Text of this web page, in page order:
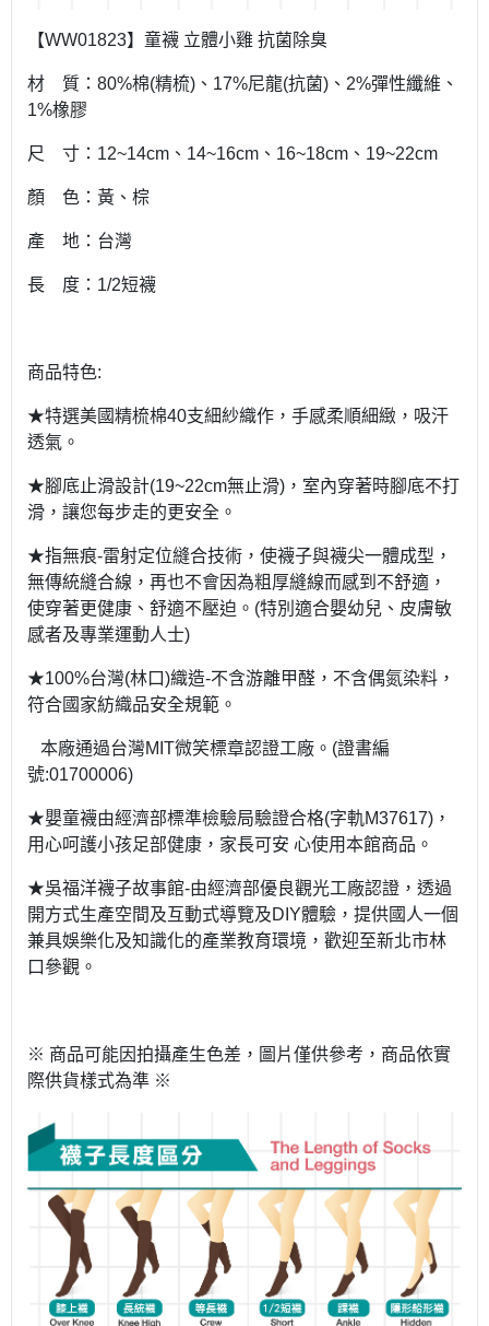
【WW01823】童襪 立體小雞 抗菌除臭
材 質：80%棉(精梳)、17%尼龍(抗菌)、2%彈性纖維、
1%橡膠
尺 寸：12~14cm、14~16cm、16~18cm、19~22cm
顏 色：黃、棕
產 地：台灣
長 度：1/2短襪
商品特色:
★特選美國精梳棉40支細紗織作，手感柔順細緻，吸汗
透氣。
★腳底止滑設計(19~22cm無止滑)，室內穿著時腳底不打
滑，讓您每步走的更安全。
★指無痕-雷射定位縫合技術，使襪子與襪尖一體成型，
無傳統縫合線，再也不會因為粗厚縫線而感到不舒適，
使穿著更健康、舒適不壓迫。(特別適合嬰幼兒、皮膚敏
感者及專業運動人士)
★100%台灣(林口)織造-不含游離甲醛，不含偶氮染料，
符合國家紡織品安全規範。
本廠通過台灣MIT微笑標章認證工廠。(證書編
號:01700006)
★嬰童襪由經濟部標準檢驗局驗證合格(字軌M37617)，
用心呵護小孩足部健康，家長可安 心使用本館商品。
★吳福洋襪子故事館-由經濟部優良觀光工廠認證，透過
開方式生產空間及互動式導覽及DIY體驗，提供國人一個
兼具娛樂化及知識化的產業教育環境，歡迎至新北市林
口參觀。
※ 商品可能因拍攝產生色差，圖片僅供參考，商品依實
際供貨樣式為準 ※